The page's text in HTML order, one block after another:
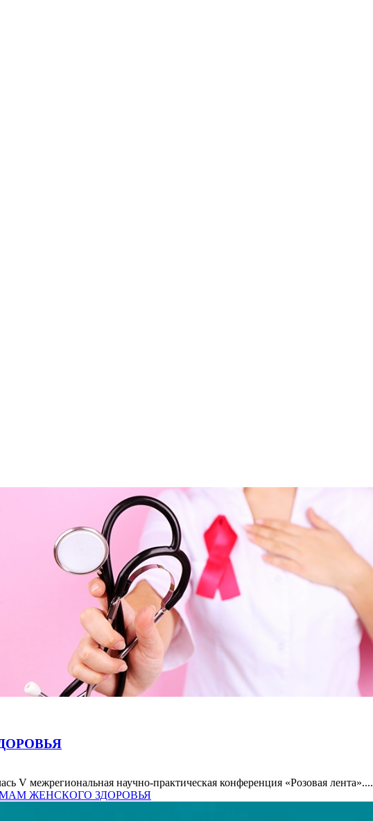
V межрегиональная научно-практическая конференция «Розовая лента»....
ЖЕНСКОГО ЗДОРОВЬЯ